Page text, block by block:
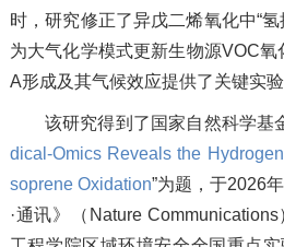
时，研究修正了异戊二烯氧化中“氢
为大气化学模式更新生物源VOC
A形成及其气候效应提供了关键实验
该研究得到了国家自然科学基
dical-Omics Reveals the
soprene Oxidation”为题，于2026
·通讯》（ Nature Communications